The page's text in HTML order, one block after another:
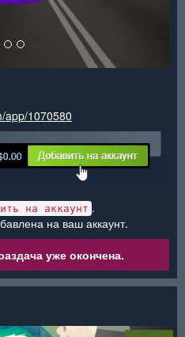
app/1070580
на аккаунт .
на ваш аккаунт.
уже окончена.